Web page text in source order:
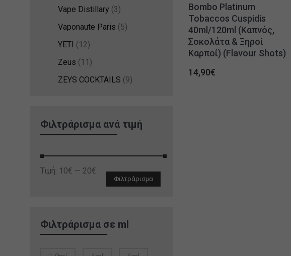
Vape Distillary (3)
Vaponaute Paris (5)
YETI (12)
Zeus (11)
ZEYS COCKTAILS (9)
Φιλτράρισμα ανά τιμή
Ελάχιστη
Μέγιστη
Φιλτράρισμα
Τιμή: 10€ — 20€
Φιλτράρισμα σε ml
Bombo Platinum
Tobaccos Cuspidis
40ml/120ml (Καπνός,
Σοκολάτα & Ξηροί
Καρποί) (Flavour Shots)
14,90€